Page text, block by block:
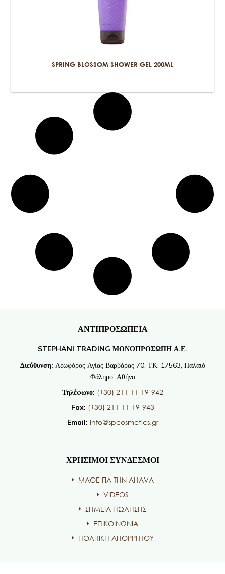
SPRING BLOSSOM SHOWER GEL 200ML
ΑΝΤΙΠΡΟΣΩΠΕΙΑ
STEPHANI TRADING ΜΟΝΟΠΡΟΣΩΠΗ Α.Ε.
Διεύθυνση: Λεωφόρος Αγίας Βαρβάρας 70, ΤΚ: 17563, Παλαιό
Φάληρο, Αθήνα
Τηλέφωνο: (+30) 211 11-19-942
Fax: (+30) 211 11-19-943
Email: info@spcosmetics.gr
ΧΡΗΣΙΜΟΙ ΣΥΝΔΕΣΜΟΙ
ΜΑΘΕ ΓΙΑ ΤΗΝ AHAVA
VIDEOS
ΣΗΜΕΙΑ ΠΩΛΗΣΗΣ
ΕΠΙΚΟΙΝΩΝΙΑ
ΠΟΛΙΤΙΚΗ ΑΠΟΡΡΗΤΟΥ